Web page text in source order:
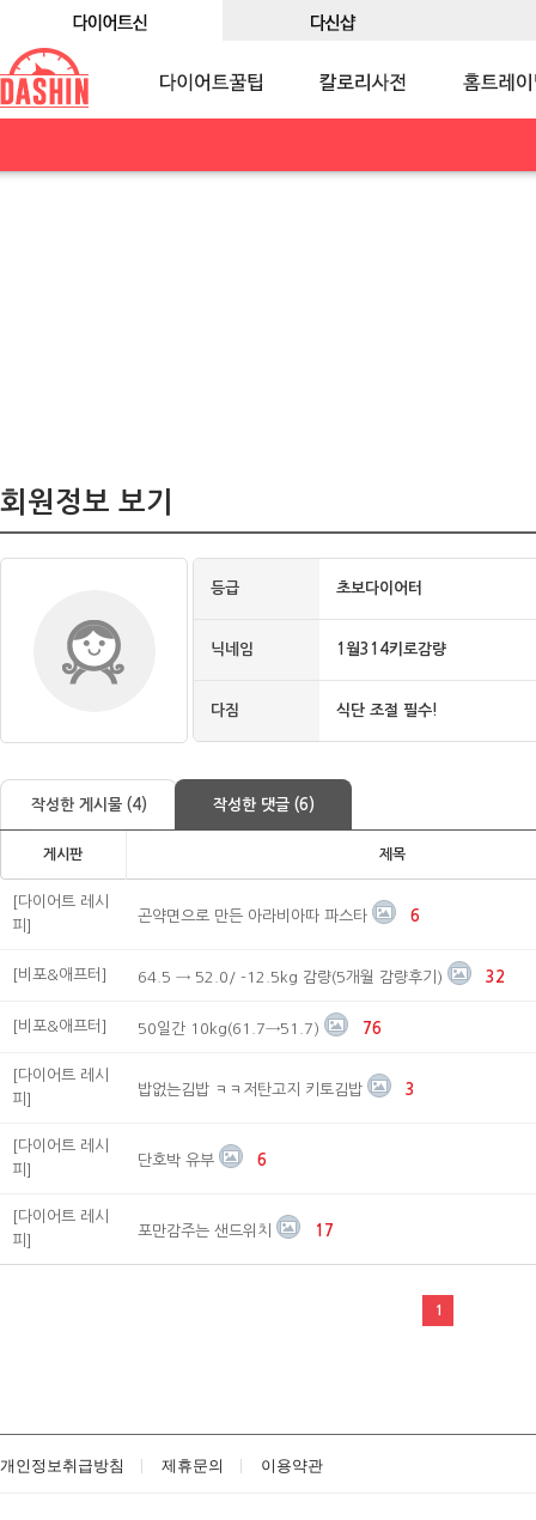
회원정보 보기
등급 초보다이어터
닉네임 1월314키로감량
다짐 식단 조절 필수!
작성한 게시물 (4) 작성한 댓글 (6)
게시판 제목
[다이어트 레시
피]
곤약면으로 만든 아라비아따 파스타 6
[비포&애프터] 64.5 → 52.0/ -12.5kg 감량(5개월 감량후기) 32
[비포&애프터] 50일간 10kg(61.7→51.7) 76
[다이어트 레시
피]
밥없는김밥 ㅋㅋ저탄고지 키토김밥 3
[다이어트 레시
피]
단호박 유부 6
[다이어트 레시
피]
포만감주는 샌드위치 17
1
개인정보취급방침 제휴문의 이용약관